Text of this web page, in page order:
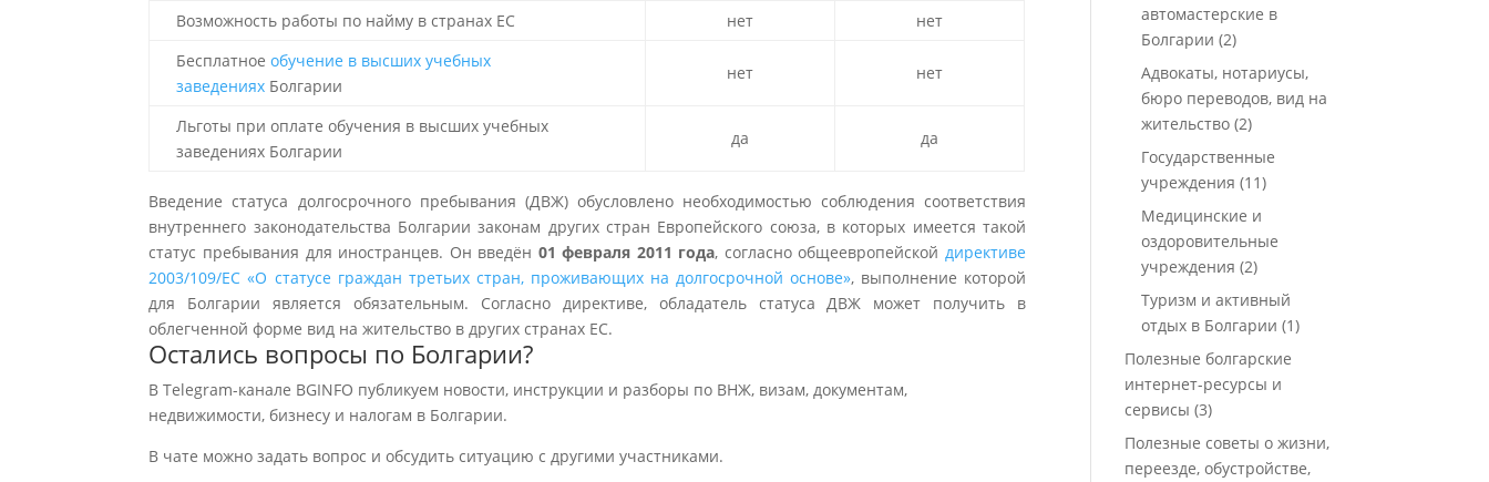
Возможность работы по найму в странах ЕС
нет
нет
Бесплатноеобучение в высших учебных
заведениях Болгарии
нет нет
Льготы при оплате обучения в высших учебных
заведениях Болгарии
да да
Введение статуса долгосрочного пребывания (ДВЖ) обусловлено необходимостью соблюдения соответствия
внутреннего законодательства Болгарии законам других стран Европейского союза, в которых имеется такой
статус пребывания для иностранцев. Он введён 01 февраля 2011 года, согласно общеевропейскойдирективе
2003/109/EC «О статусе граждан третьих стран, проживающих на долгосрочной основе», выполнение которой
для Болгарии является обязательным. Согласно директиве, обладатель статуса ДВЖ может получить в
облегченной форме вид на жительство в других странах ЕС.
Остались вопросы по Болгарии?
В Telegram-канале BGINFO публикуем новости, инструкции и разборы по ВНЖ, визам, документам,
недвижимости, бизнесу и налогам в Болгарии.
В чате можно задать вопрос и обсудить ситуацию с другими участниками.
автомастерские в
Болгарии (2)
Адвокаты, нотариусы,
бюро переводов, вид на
жительство (2)
Государственные
учреждения (11)
Медицинские и
оздоровительные
учреждения (2)
Туризм и активный
отдых в Болгарии (1)
Полезные болгарские
интернет-ресурсы и
сервисы (3)
Полезные советы о жизни,
переезде, обустройстве,